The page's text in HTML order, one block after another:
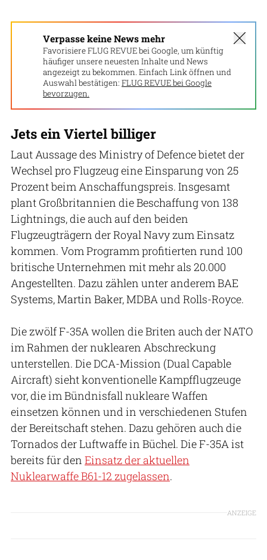
Verpasse keine News mehr
Favorisiere FLUG REVUE bei Google, um künftig
häufiger unsere neuesten Inhalte und News
angezeigt zu bekommen. Einfach Link öffnen und
Auswahl bestätigen: FLUG REVUE bei Google
bevorzugen.
Jets ein Viertel billiger
Laut Aussage des Ministry of Defence bietet der
Wechsel pro Flugzeug eine Einsparung von 25
Prozent beim Anschaffungspreis. Insgesamt
plant Großbritannien die Beschaffung von 138
Lightnings, die auch auf den beiden
Flugzeugträgern der Royal Navy zum Einsatz
kommen. Vom Programm profitierten rund 100
britische Unternehmen mit mehr als 20.000
Angestellten. Dazu zählen unter anderem BAE
Systems, Martin Baker, MDBA und Rolls-Royce.
Die zwölf F-35A wollen die Briten auch der NATO
im Rahmen der nuklearen Abschreckung
unterstellen. Die DCA-Mission (Dual Capable
Aircraft) sieht konventionelle Kampfflugzeuge
vor, die im Bündnisfall nukleare Waffen
einsetzen können und in verschiedenen Stufen
der Bereitschaft stehen. Dazu gehören auch die
Tornados der Luftwaffe in Büchel. Die F-35A ist
bereits für den Einsatz der aktuellen
Nuklearwaffe B61-12 zugelassen.
ANZEIGE